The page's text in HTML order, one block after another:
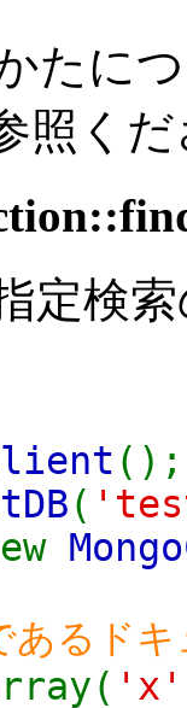
たに
照く
定検
();
(
ドキ